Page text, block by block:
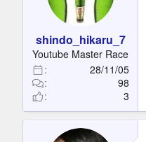
shindo_hikaru_7
Youtube Master Race
28/11/05
98
3